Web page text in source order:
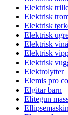
Elektrisk
Elektrisk
Elektrisk
Elektrisk
Elektrisk
Elektrisk
Elektrisk
Elektrolytter
Elemis pro
Elgitar barn
Elitegun
Ellipsemaskin